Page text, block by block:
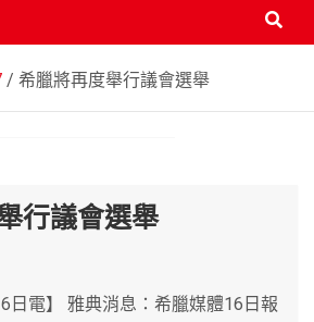
希臘將再度舉行議會選舉
行議會選舉
日電】 雅典消息：希臘媒體16日報